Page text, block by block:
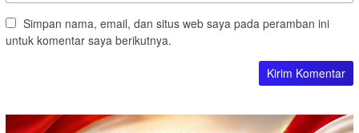
Simpan nama, email, dan situs web saya pada peramban ini
untuk komentar saya berikutnya.